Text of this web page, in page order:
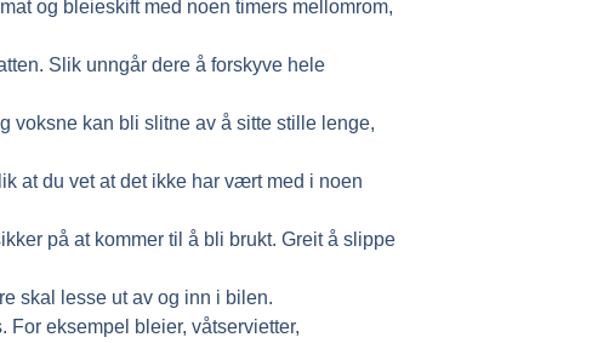
og bleieskift med noen timers mellomrom,
Slik unngår dere å forskyve hele
voksne kan bli slitne av å sitte stille lenge,
at du vet at det ikke har vært med i noen
på at kommer til å bli brukt. Greit å slippe
skal lesse ut av og inn i bilen.
eksempel bleier, våtservietter,